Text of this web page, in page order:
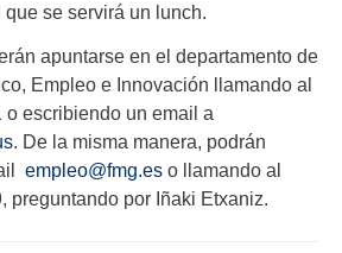
se servirá un lunch.
apuntarse en el departamento de
Empleo e Innovación llamando al
escribiendo un email a
. De la misma manera, podrán
empleo@fmg.es o llamando al
preguntando por Iñaki Etxaniz.